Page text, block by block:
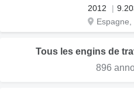
2012
Espagne,
Tous les engins de
896